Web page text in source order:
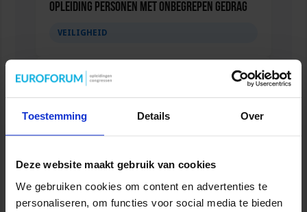
Toestemming Details Over
Deze website maakt gebruik van cookies
We gebruiken cookies om content en advertenties te
personaliseren, om functies voor social media te bieden
Opleiding Personen met onbegrepen gedrag
VEILIGHEID